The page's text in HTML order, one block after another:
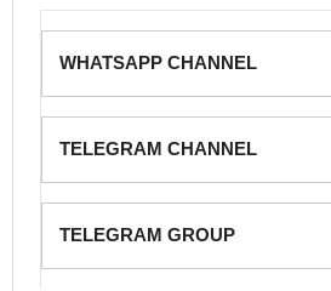
WHATSAPP CHANNEL
TELEGRAM CHANNEL
TELEGRAM GROUP